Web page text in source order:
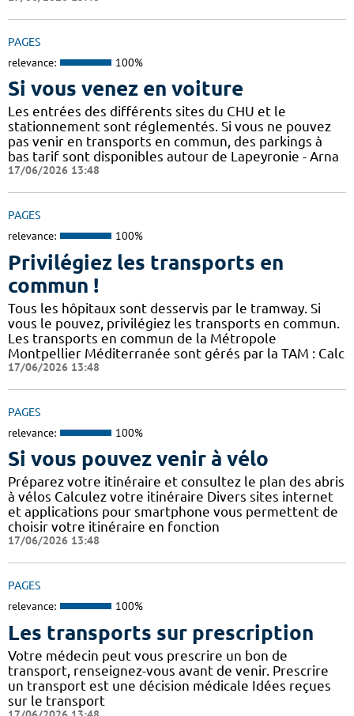
PAGES
relevance: 100%
Si vous venez en voiture
Les entrées des différents sites du CHU et le
stationnement sont réglementés. Si vous ne pouvez
pas venir en transports en commun, des parkings à
bas tarif sont disponibles autour de Lapeyronie - Arna
17/06/2026 13:48
PAGES
relevance: 100%
Privilégiez les transports en
commun !
Tous les hôpitaux sont desservis par le tramway. Si
vous le pouvez, privilégiez les transports en commun.
Les transports en commun de la Métropole
Montpellier Méditerranée sont gérés par la TAM : Calc
17/06/2026 13:48
PAGES
relevance: 100%
Si vous pouvez venir à vélo
Préparez votre itinéraire et consultez le plan des abris
à vélos Calculez votre itinéraire Divers sites internet
et applications pour smartphone vous permettent de
choisir votre itinéraire en fonction
17/06/2026 13:48
PAGES
relevance: 100%
Les transports sur prescription
Votre médecin peut vous prescrire un bon de
transport, renseignez-vous avant de venir. Prescrire
un transport est une décision médicale Idées reçues
sur le transport